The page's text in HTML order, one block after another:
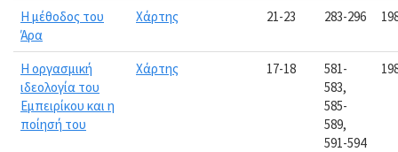
Η μέθοδος του
Άρα
Χάρτης 21-23 283-296
Η οργασμική
ιδεολογία του
Εμπειρίκου και η
ποίησή του
Χάρτης 17-18
581-
583,
585-
589,
591-594